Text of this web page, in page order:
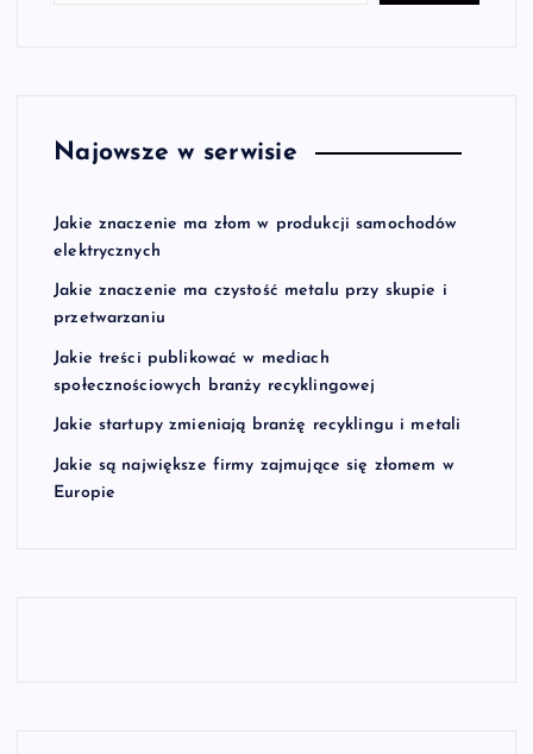
c
n
i
e
Najowsze w serwisie
Jakie znaczenie ma złom w produkcji samochodów
elektrycznych
Jakie znaczenie ma czystość metalu przy skupie i
przetwarzaniu
Jakie treści publikować w mediach
społecznościowych branży recyklingowej
Jakie startupy zmieniają branżę recyklingu i metali
Jakie są największe firmy zajmujące się złomem w
Europie